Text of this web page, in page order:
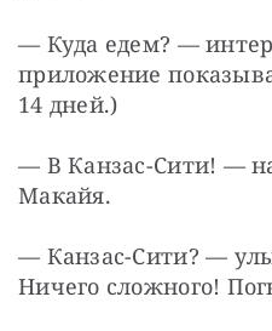
— Куда едем? —
приложение
14 дней.)
— В Канзас-Сити! —
Макайя.
— Канзас-Сити? —
Ничего сложного!